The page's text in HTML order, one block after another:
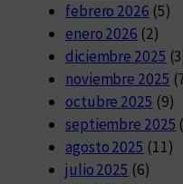
febrero 2026 (5)
enero 2026 (2)
diciembre 2025
noviembre 2025
octubre 2025 (9)
septiembre 2025
agosto 2025 (11)
julio 2025 (6)